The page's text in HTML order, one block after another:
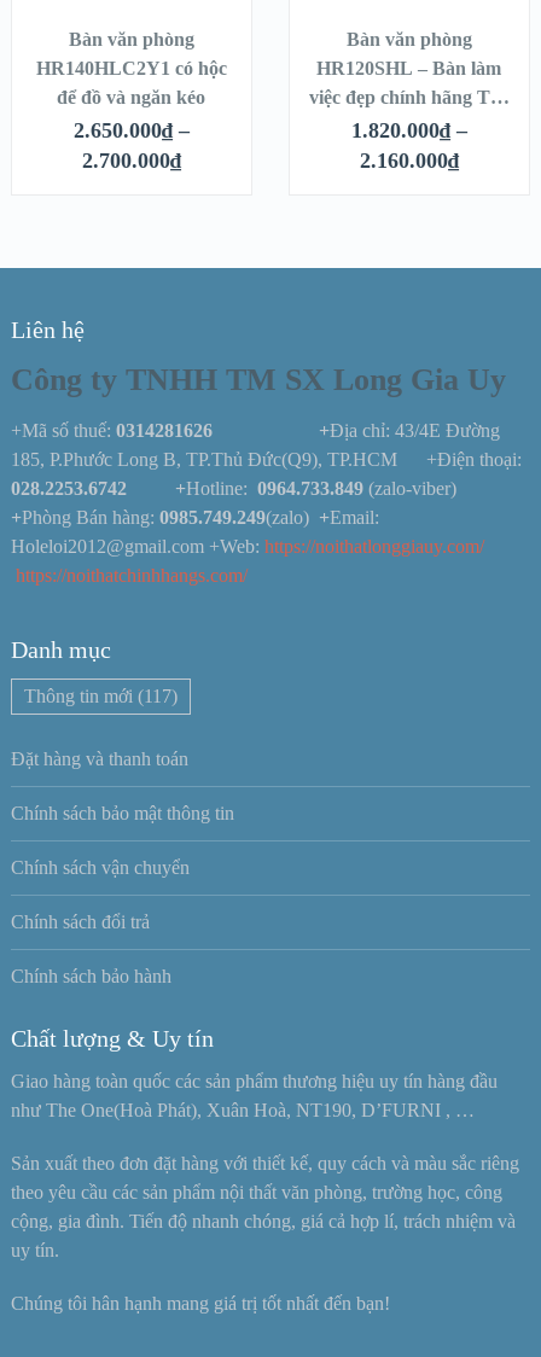
Bàn văn phòng
HR140HLC2Y1 có hộc
để đồ và ngăn kéo
2.650.000₫ –
2.700.000₫
Bàn văn phòng
HR120SHL – Bàn làm
việc đẹp chính hãng The
One
1.820.000₫ –
2.160.000₫
Liên hệ
Công ty TNHH TM SX Long Gia Uy
+Mã số thuế: 0314281626 +Địa chỉ: 43/4E Đường
185, P.Phước Long B, TP.Thủ Đức(Q9), TP.HCM +Điện thoại:
028.2253.6742 +Hotline: 0964.733.849 (zalo-viber)
+Phòng Bán hàng: 0985.749.249(zalo) +Email:
Holeloi2012@gmail.com +Web: https://noithatlonggiauy.com/
https://noithatchinhhangs.com/
Danh mục
Thông tin mới (117)
Đặt hàng và thanh toán
Chính sách bảo mật thông tin
Chính sách vận chuyển
Chính sách đổi trả
Chính sách bảo hành
Chất lượng & Uy tín
Giao hàng toàn quốc các sản phẩm thương hiệu uy tín hàng đầu
như The One(Hoà Phát), Xuân Hoà, NT190, D’FURNI , …
Sản xuất theo đơn đặt hàng với thiết kế, quy cách và màu sắc riêng
theo yêu cầu các sản phẩm nội thất văn phòng, trường học, công
cộng, gia đình. Tiến độ nhanh chóng, giá cả hợp lí, trách nhiệm và
uy tín.
Chúng tôi hân hạnh mang giá trị tốt nhất đến bạn!